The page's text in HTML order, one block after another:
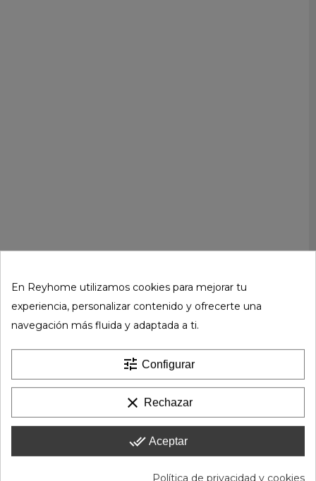
En Reyhome utilizamos cookies para mejorar tu
experiencia, personalizar contenido y ofrecerte una
navegación más fluida y adaptada a ti.
tune Configurar
clear Rechazar
done_all Aceptar
Política de privacidad y cookies